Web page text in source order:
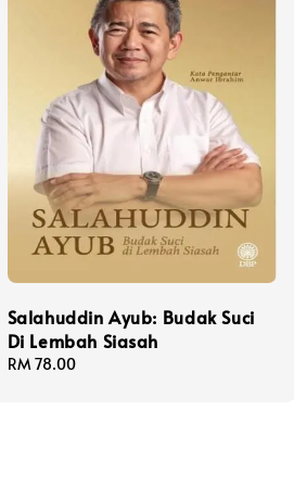
Salahuddin Ayub: Budak Suci
Di Lembah Siasah
Regular
RM 78.00